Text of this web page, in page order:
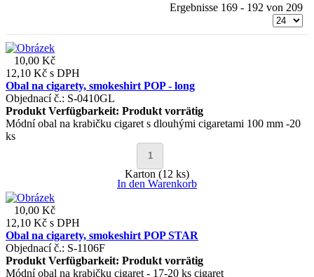
Ergebnisse 169 - 192 von 209
10,00 Kč
12,10 Kč s DPH
Obal na cigarety, smokeshirt POP - long
Objednací č.: S-0410GL
Produkt Verfügbarkeit: Produkt vorrätig
Módní obal na krabičku cigaret s dlouhými cigaretami 100 mm -20
ks
Karton (12 ks)
In den Warenkorb
10,00 Kč
12,10 Kč s DPH
Obal na cigarety, smokeshirt POP STAR
Objednací č.: S-1106F
Produkt Verfügbarkeit: Produkt vorrätig
Módní obal na krabičku cigaret - 17-20 ks cigaret